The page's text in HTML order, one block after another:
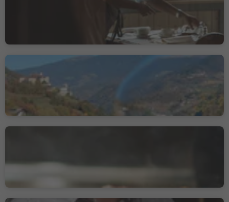
Nachhaltigkeitslabel Level 1